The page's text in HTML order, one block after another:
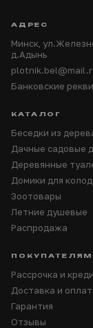
АДРЕС
Минск,
д.Адынь
Банковские
КАТАЛОГ
Беседки из
Дачные садовые
Деревянные
Домики для
Зоотовары
Летние душевые
Распродажа
ПОКУПАТЕЛЯМ
Рассрочка и
Доставка и
Гарантия
Отзывы